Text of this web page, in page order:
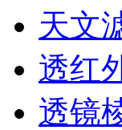
天文
透红
透镜